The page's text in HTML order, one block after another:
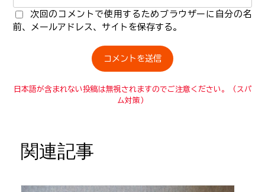
次回のコメントで使用するためブラウザーに自分の名
前、メールアドレス、サイトを保存する。
日本語が含まれない投稿は無視されますのでご注意ください。（スパ
ム対策）
関連記事